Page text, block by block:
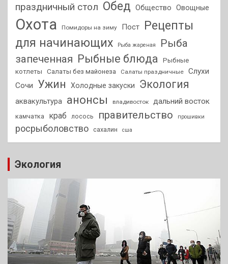
праздничный стол Обед Общество Овощные
Охота Помидоры на зиму Пост
Рецепты
для начинающих
Рыба жареная
Рыба
запеченная Рыбные блюда
Рыбные
котлеты
Салаты без майонеза Салаты праздничные
Слухи
Сочи
Ужин Холодные закуски Экология
аквакультура анонсы владивосток дальний восток
камчатка краб лосось правительство прошивки
росрыболовство сахалин сша
Экология